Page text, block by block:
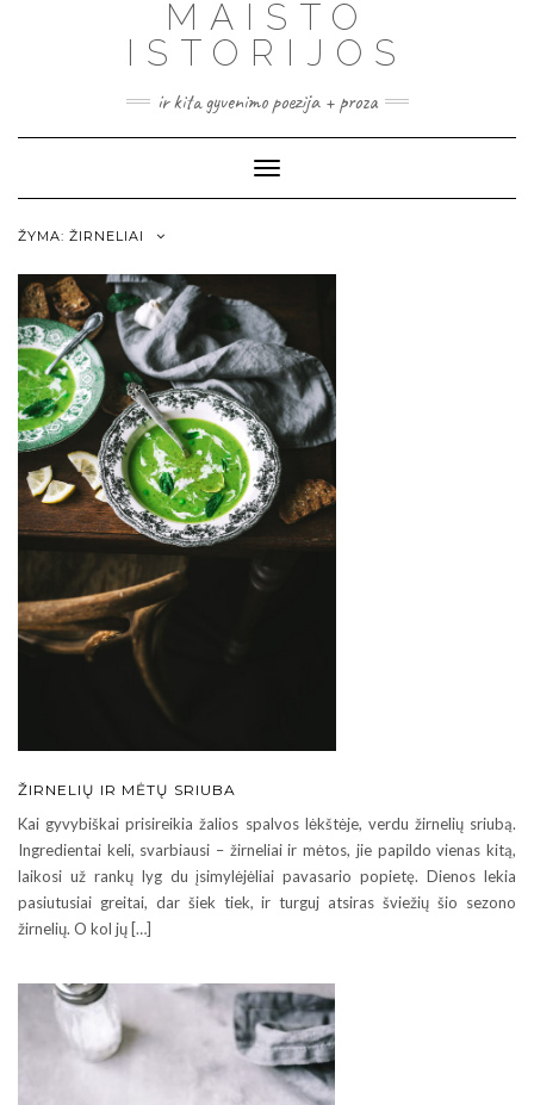
MAISTO
ISTORIJOS
ir kita gyvenimo poezija + proza
Toggle
Navigation
ŽYMA: ŽIRNELIAI
ŽIRNELIŲ IR MĖTŲ SRIUBA
Kai gyvybiškai prisireikia žalios spalvos lėkštėje, verdu žirnelių sriubą.
Ingredientai keli, svarbiausi – žirneliai ir mėtos, jie papildo vienas kitą,
laikosi už rankų lyg du įsimylėjėliai pavasario popietę. Dienos lekia
pasiutusiai greitai, dar šiek tiek, ir turguj atsiras šviežių šio sezono
žirnelių. O kol jų […]